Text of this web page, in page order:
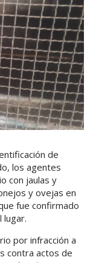
de
los agentes
con jaulas y
y ovejas en
fue confirmado
lugar.
por infracción a
contra actos de